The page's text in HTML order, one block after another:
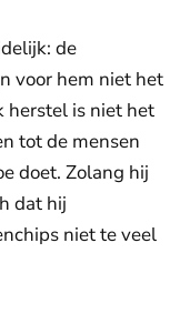
de
voor hem niet het
herstel is niet het
tot de mensen
doet. Zolang hij
dat hij
niet te veel